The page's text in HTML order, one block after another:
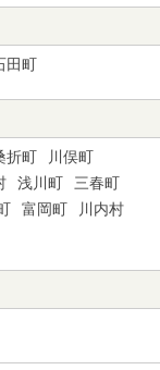
田町
折町
川俣町
浅川町
三春町
富岡町
川内村